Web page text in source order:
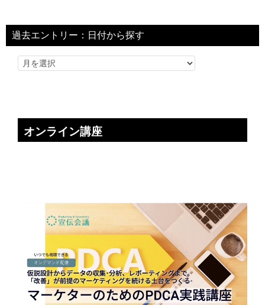
過去エントリー：日付から探す
オンライン講座